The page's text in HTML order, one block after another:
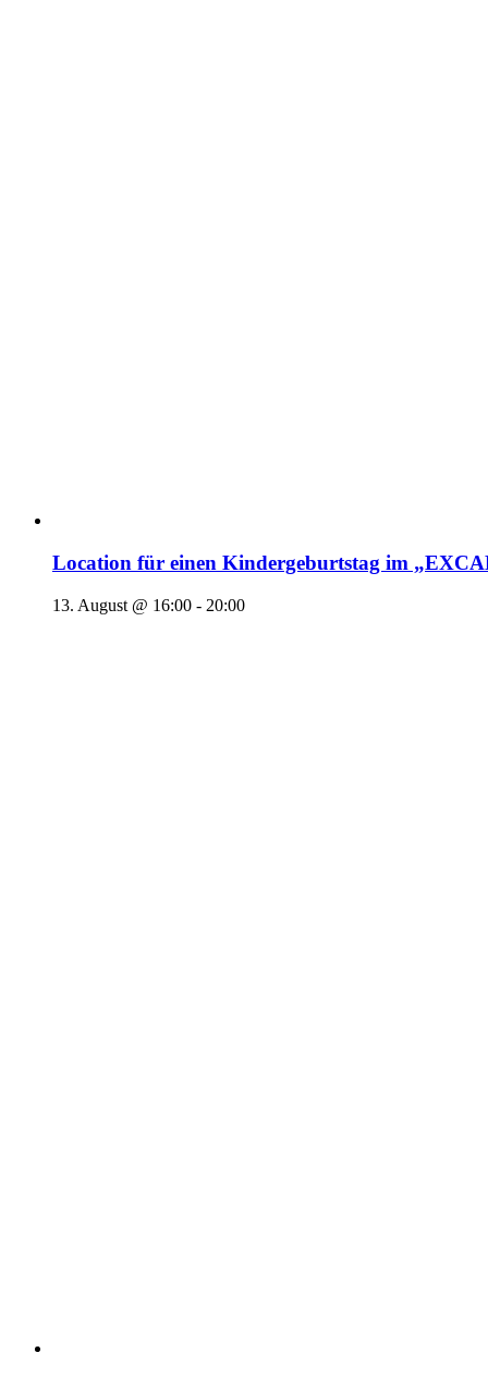
Location für einen Kindergeburtstag im
13. August @ 16:00 - 20:00